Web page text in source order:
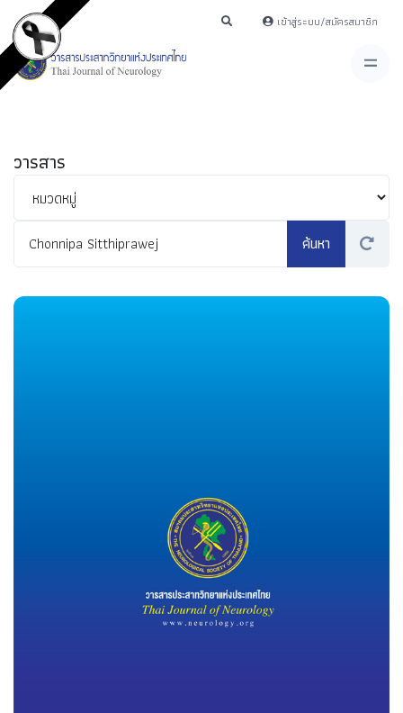
เข้าสู่ระบบ/สมัครสมาชิก
วารสาร